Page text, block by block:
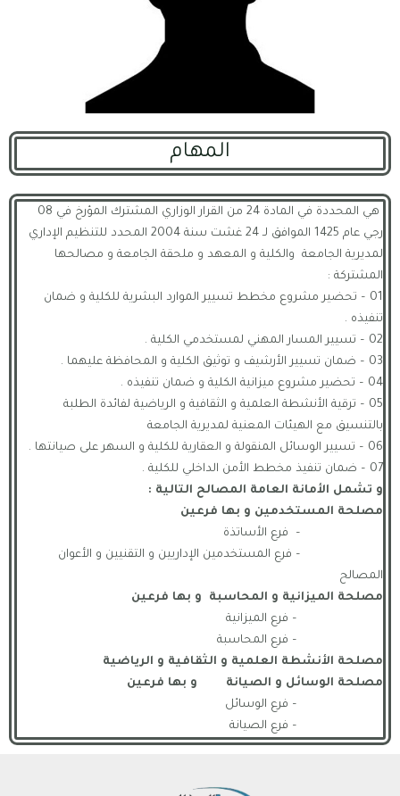
المهام
هي المحددة في المادة 24 من القرار الوزاري المشترك المؤرخ في 08
رجي عام 1425 الموافق لـ 24 غشت سنة 2004 المحدد للتنظيم الإداري
لمديرية الجامعة والكلية و المعهد و ملحقة الجامعة و مصالحها
المشتركة :
01 – تحضير مشروع مخطط تسيير الموارد البشرية للكلية و ضمان
تنفيذه .
02 – تسيير المسار المهني لمستخدمي الكلية .
03 – ضمان تسيير الأرشيف و توثيق الكلية و المحافظة عليهما .
04 – تحضير مشروع ميزانية الكلية و ضمان تنفيذه .
05 – ترقية الأنشطة العلمية و الثقافية و الرياضية لفائدة الطلبة
بالتنسيق مع الهيئات المعنية لمديرية الجامعة
06 – تسيير الوسائل المنقولة و العقارية للكلية و السهر على صيانتها .
07 – ضمان تنفيذ مخطط الأمن الداخلي للكلية .
و تشمل الأمانة العامة المصالح التالية :
مصلحة المستخدمين و بها فرعين
– فرع الأساتذة
– فرع المستخدمين الإداريين و التقنيين و الأعوان
المصالح
مصلحة الميزانية و المحاسبة و بها فرعين
– فرع الميزانية
– فرع المحاسبة
مصلحة الأنشطة العلمية و الثقافية و الرياضية
مصلحة الوسائل و الصيانة و بها فرعين
– فرع الوسائل
– فرع الصيانة